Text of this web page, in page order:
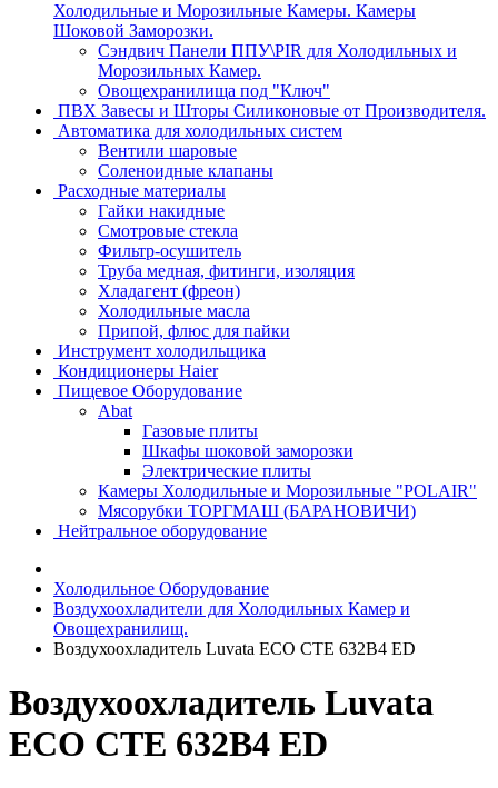
Холодильные и Морозильные Камеры. Камеры
Шоковой Заморозки.
Сэндвич Панели ППУ\PIR для Холодильных и
Морозильных Камер.
Овощехранилища под "Ключ"
ПВХ Завесы и Шторы Силиконовые от Производителя.
Автоматика для холодильных систем
Вентили шаровые
Соленоидные клапаны
Расходные материалы
Гайки накидные
Смотровые стекла
Фильтр-осушитель
Труба медная, фитинги, изоляция
Хладагент (фреон)
Холодильные масла
Припой, флюс для пайки
Инструмент холодильщика
Кондиционеры Haier
Пищевое Оборудование
Abat
Газовые плиты
Шкафы шоковой заморозки
Электрические плиты
Камеры Холодильные и Морозильные "POLAIR"
Мясорубки ТОРГМАШ (БАРАНОВИЧИ)
Нейтральное оборудование
Холодильное Оборудование
Воздухоохладители для Холодильных Камер и
Овощехранилищ.
Воздухоохладитель Luvata ECO CTE 632B4 ED
Воздухоохладитель Luvata
ECO CTE 632B4 ED